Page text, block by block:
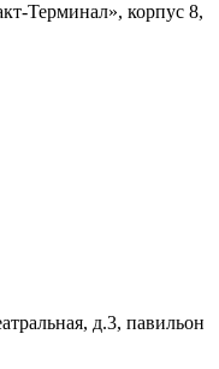
Терминал», корпус 8,
д.3, павильон